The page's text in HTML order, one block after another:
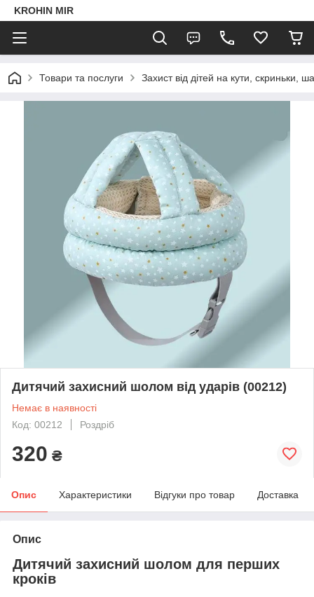
KROHIN MIR
Товари та послуги Захист від дітей на кути, скриньки,
Дитячий захисний шолом від ударів (00212)
Немає в наявності
Код: 00212
Роздріб
320 ₴
Опис Характеристики Відгуки про товар Доставка
Опис
Дитячий захисний шолом для перших
кроків